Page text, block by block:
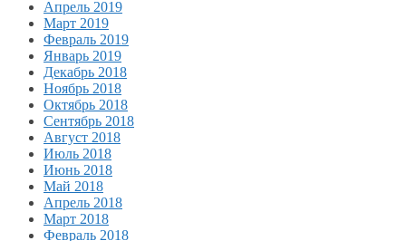
Апрель 2019
Март 2019
Февраль 2019
Январь 2019
Декабрь 2018
Ноябрь 2018
Октябрь 2018
Сентябрь 2018
Август 2018
Июль 2018
Июнь 2018
Май 2018
Апрель 2018
Март 2018
Февраль 2018